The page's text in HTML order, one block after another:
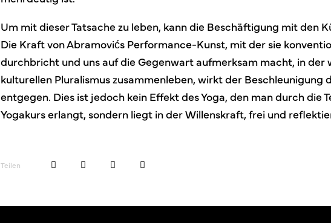
Um mit dieser Tatsache zu leben, kann die Beschäftigung mit den
Die Kraft von Abramovićs Performance-Kunst, mit der sie
durchbricht und uns auf die Gegenwart aufmerksam macht, in der
kulturellen Pluralismus zusammenleben, wirkt der Beschleunigung
entgegen. Dies ist jedoch kein Effekt des Yoga, den man durch die
Yogakurs erlangt, sondern liegt in der Willenskraft, frei und
Teilen